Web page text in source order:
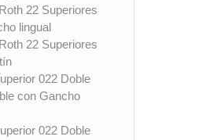
22 Superiores
lingual
22 Superiores
022 Doble
con Gancho
022 Doble